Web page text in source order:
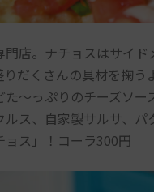
店。ナチョスはサイ
だくさんの具材を掬
～っぷりのチーズソ
ルス、自家製サルサ、
ス」！コーラ300円